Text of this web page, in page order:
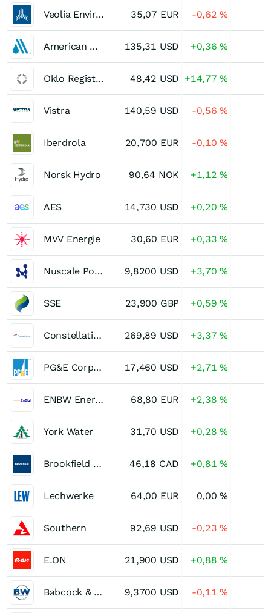
Veolia Environnement 35,07 EUR -0,62%
American Water Works 135,31 USD +0,36%
Oklo Registered (A) 48,42 USD +14,77%
Vistra 140,59 USD -0,56%
Iberdrola 20,700 EUR -0,10%
Norsk Hydro 90,64 NOK +1,12%
AES 14,730 USD +0,20%
MVV Energie 30,60 EUR +0,33%
Nuscale Power 9,8200 USD +3,70%
SSE 23,900 GBP +0,59%
Constellation Energy 269,89 USD +3,37%
PG&E Corporation 17,460 USD +2,71%
ENBW Energie Baden-Wuerttemberg Akt 68,80 EUR +2,38%
York Water 31,70 USD +0,28%
Brookfield Renewable Partners 46,18 CAD +0,81%
Lechwerke 64,00 EUR 0,00%
Southern 92,69 USD -0,23%
E.ON 21,900 USD +0,88%
Babcock & Wilcox Enterprises 9,3700 USD -0,11%